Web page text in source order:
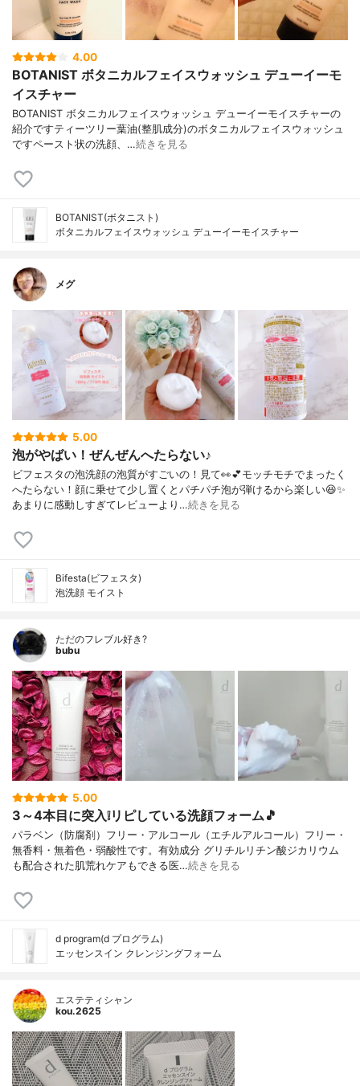
4.00
BOTANIST ボタニカルフェイスウォッシュ デューイーモ
イスチャー
BOTANIST ボタニカルフェイスウォッシュ デューイーモイスチャーの
紹介ですティーツリー葉油(整肌成分)のボタニカルフェイスウォッシュ
ですペースト状の洗顔、…続きを見る
BOTANIST(ボタニスト)
ボタニカルフェイスウォッシュ デューイーモイスチャー
メグ
5.00
泡がやばい！ぜんぜんへたらない♪
ビフェスタの泡洗顔の泡質がすごいの！見て👀💕モッチモチでまったく
へたらない！顔に乗せて少し置くとパチパチ泡が弾けるから楽しい😆✨
あまりに感動しすぎてレビューより…続きを見る
Bifesta(ビフェスタ)
泡洗顔 モイスト
ただのフレブル好き?
bubu
5.00
3～4本目に突入❕リピしている洗顔フォーム🎵
パラベン（防腐剤）フリー・アルコール（エチルアルコール）フリー・
無香料・無着色・弱酸性です。有効成分 グリチルリチン酸ジカリウム
も配合された肌荒れケアもできる医…続きを見る
d program(d プログラム)
エッセンスイン クレンジングフォーム
エステティシャン
kou.2625